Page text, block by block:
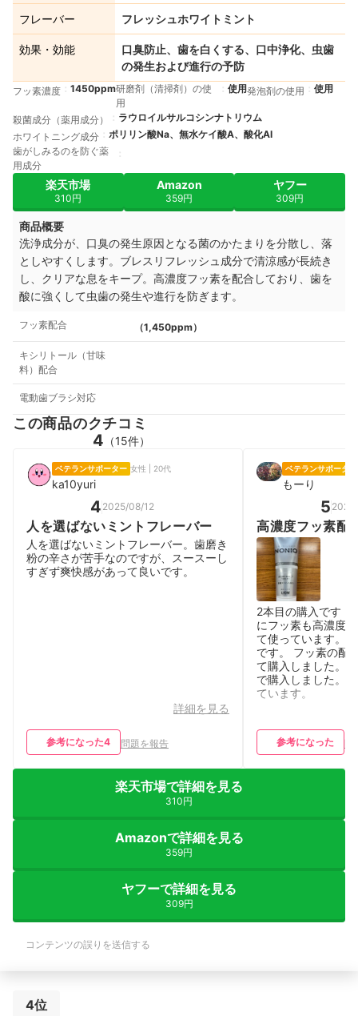
フレーバー フレッシュホワイトミント
効果・効能
口臭防止、歯を白くする、口中浄化、虫歯
の発生および進行の予防
フッ素濃度 1450ppm研磨剤（清掃剤）の使
用
使用発泡剤の使用 使用
殺菌成分（薬用成分）
ラウロイルサルコシンナトリウム
ホワイトニング成分
ポリリン酸Na、無水ケイ酸A、酸化Al
歯がしみるのを防ぐ薬
用成分
楽天市場
310円
Amazon
359円
ヤフー
309円
商品概要
洗浄成分が、口臭の発生原因となる菌のかたまりを分散し、落
としやすくします。ブレスリフレッシュ成分で清涼感が長続き
し、クリアな息をキープ。高濃度フッ素を配合しており、歯を
酸に強くして虫歯の発生や進行を防ぎます。
フッ素配合 （1,450ppm）
キシリトール（甘味
料）配合
電動歯ブラシ対応
この商品のクチコミ
4 （15件）
ベテランサポーター 女性 | 20代
ka10yuri
4 2025/08/12
人を選ばないミントフレーバー
人を選ばないミントフレーバー。歯磨き
粉の辛さが苦手なのですが、スースーし
すぎず爽快感があって良いです。
詳細を見る
参考になった4 問題を報告
ベテランサポーター
もーり
5
高濃度フッ素配
2本目の購入です！
にフッ素も高濃度
て使っています。
です。 フッ素の配
て購入しました。
で購入しました。
ています。
参考になった
楽天市場で詳細を見る
310円
Amazonで詳細を見る
359円
ヤフーで詳細を見る
309円
コンテンツの誤りを送信する
4位